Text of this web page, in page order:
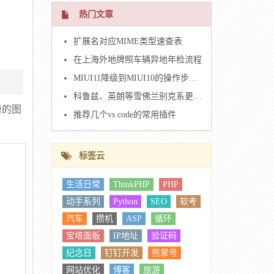
图
热门文章
扩展名对应MIME类型速查表
在上海外地牌照车辆异地年检流程
MIUI11降级到MIUI10的操作步骤（米6）
科鲁兹、英朗等雪佛兰别克系更换车钥匙壳
推荐几个vs code的常用插件
标签云
生活日常 ThinkPHP
PHP
动手系列
Python SEO
软考
汽车
攒机 ASP
循环
宝塔面板
IP地址
验证码
纪念日
钉钉开发
熊掌号
网站优化
博客 旅游